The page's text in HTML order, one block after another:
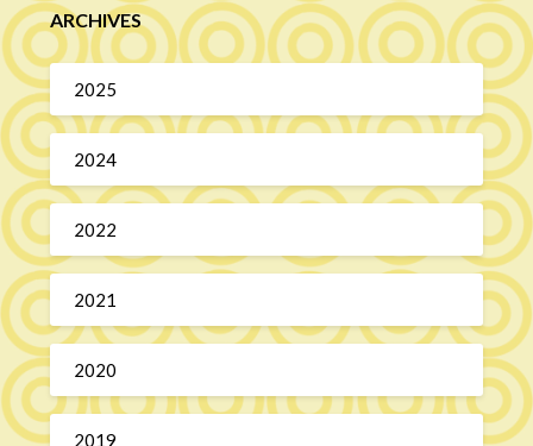
ARCHIVES
2025
2024
2022
2021
2020
2019